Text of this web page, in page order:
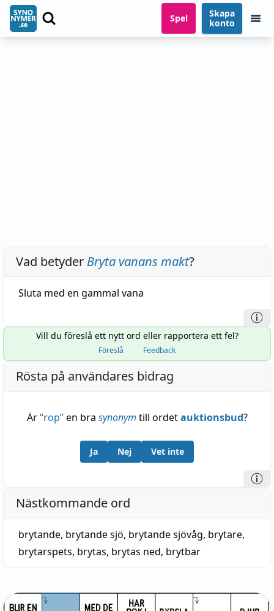
Spel
Skapa
konto
Vad betyder Bryta vanans makt?
Sluta med en gammal vana
Vill du föreslå ett nytt ord eller rapportera ett fel?
Föreslå Feedback
Rösta på användares bidrag
Är“rop”en bra synonym till ordetauktionsbud?
Ja Nej Vet inte
Nästkommande ord
brytande, brytande sjö, brytande sjövåg, brytare,
brytarspets, brytas, brytas ned, brytbar